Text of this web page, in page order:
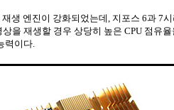
생 엔진이 강화되었는데, 지포스 6과 7
을 재생할 경우 상당히 높은 CPU 점유
력이다.